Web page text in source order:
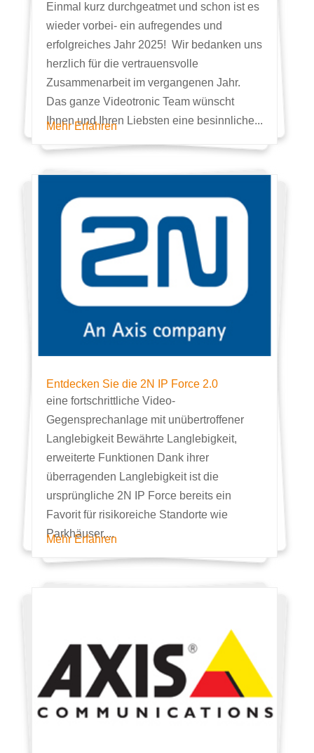
Einmal kurz durchgeatmet und schon ist es
wieder vorbei- ein aufregendes und
erfolgreiches Jahr 2025! Wir bedanken uns
herzlich für die vertrauensvolle
Zusammenarbeit im vergangenen Jahr.
Das ganze Videotronic Team wünscht
Ihnen und Ihren Liebsten eine besinnliche...
Mehr Erfahren
Entdecken Sie die 2N IP Force 2.0
eine fortschrittliche Video-
Gegensprechanlage mit unübertroffener
Langlebigkeit Bewährte Langlebigkeit,
erweiterte Funktionen Dank ihrer
überragenden Langlebigkeit ist die
ursprüngliche 2N IP Force bereits ein
Favorit für risikoreiche Standorte wie
Parkhäuser,...
Mehr Erfahren